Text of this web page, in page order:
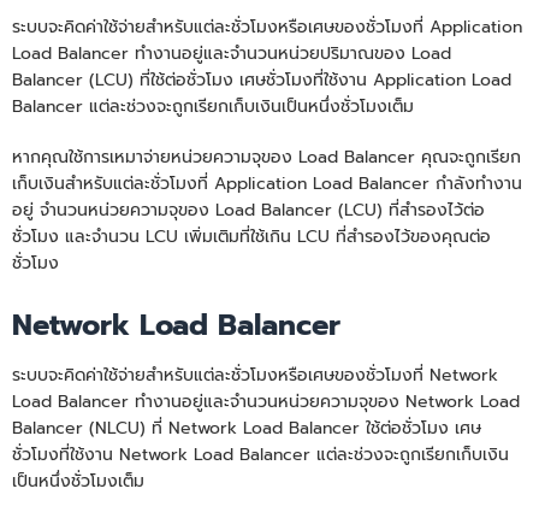
ระบบจะคิดค่าใช้จ่ายสำหรับแต่ละชั่วโมงหรือเศษของชั่วโมงที่ Application
Load Balancer ทำงานอยู่และจำนวนหน่วยปริมาณของ Load
Balancer (LCU) ที่ใช้ต่อชั่วโมง เศษชั่วโมงที่ใช้งาน Application Load
Balancer แต่ละช่วงจะถูกเรียกเก็บเงินเป็นหนึ่งชั่วโมงเต็ม
หากคุณใช้การเหมาจ่ายหน่วยความจุของ Load Balancer คุณจะถูกเรียก
เก็บเงินสำหรับแต่ละชั่วโมงที่ Application Load Balancer กำลังทำงาน
อยู่ จำนวนหน่วยความจุของ Load Balancer (LCU) ที่สำรองไว้ต่อ
ชั่วโมง และจำนวน LCU เพิ่มเติมที่ใช้เกิน LCU ที่สำรองไว้ของคุณต่อ
ชั่วโมง
Network Load Balancer
ระบบจะคิดค่าใช้จ่ายสำหรับแต่ละชั่วโมงหรือเศษของชั่วโมงที่ Network
Load Balancer ทำงานอยู่และจำนวนหน่วยความจุของ Network Load
Balancer (NLCU) ที่ Network Load Balancer ใช้ต่อชั่วโมง เศษ
ชั่วโมงที่ใช้งาน Network Load Balancer แต่ละช่วงจะถูกเรียกเก็บเงิน
เป็นหนึ่งชั่วโมงเต็ม